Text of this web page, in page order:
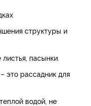
структуры и
пасынки.
это рассадник для
водой, не